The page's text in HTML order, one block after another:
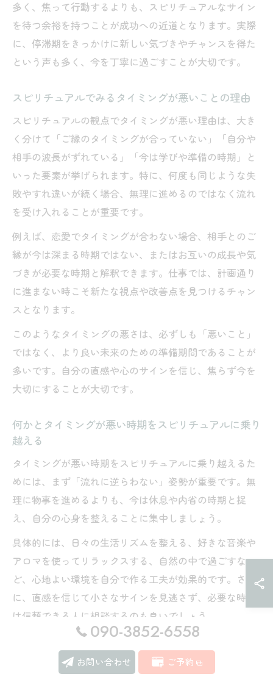
多く、焦って行動するよりも、スピリチュアルなサイン
を待つ余裕を持つことが成功への近道となります。実際
に、停滞期をきっかけに新しい気づきやチャンスを得た
という声も多く、今を丁寧に過ごすことが大切です。
スピリチュアルでみるタイミングが悪いことの理由
スピリチュアルの観点でタイミングが悪い理由は、大き
く分けて「ご縁のタイミングが合っていない」「自分や
相手の波長がずれている」「今は学びや準備の時期」と
いった要素が挙げられます。特に、何度も同じような失
敗やすれ違いが続く場合、無理に進めるのではなく流れ
を受け入れることが重要です。
例えば、恋愛でタイミングが合わない場合、相手とのご
縁が今は深まる時期ではない、またはお互いの成長や気
づきが必要な時期と解釈できます。仕事では、計画通り
に進まない時こそ新たな視点や改善点を見つけるチャン
スとなります。
このようなタイミングの悪さは、必ずしも「悪いこと」
ではなく、より良い未来のための準備期間であることが
多いです。自分の直感や心のサインを信じ、焦らず今を
大切にすることが大切です。
何かとタイミングが悪い時期をスピリチュアルに乗り
越える
タイミングが悪い時期をスピリチュアルに乗り越えるた
めには、まず「流れに逆らわない」姿勢が重要です。無
理に物事を進めるよりも、今は休息や内省の時期と捉
え、自分の心身を整えることに集中しましょう。
具体的には、日々の生活リズムを整える、好きな音楽や
アロマを使ってリラックスする、自然の中で過ごすな
ど、心地よい環境を自分で作る工夫が効果的です。さら
に、直感を信じて小さなサインを見逃さず、必要な時に
は信頼できる人に相談するのも良いでしょう。
このような時期を丁寧に過ごすことで、次第に運気やタ
イミングの流れが変わり、新たなご縁やチャンスが訪れ
ることが多いです。焦らず自分を信じて、今できること
090-3852-6558
お問い合わせ ご予約